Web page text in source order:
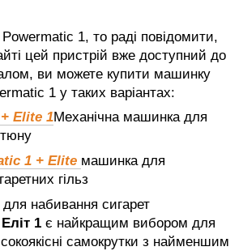
1, то раді повідомити,
цей пристрій вже доступний до
ви можете купити машинку
1 у таких варіантах:
Elite 1Механічна машинка для
1 + Elite машинка для
гільз
набивання сигарет
1 є найкращим вибором для
самокрутки з найменшим